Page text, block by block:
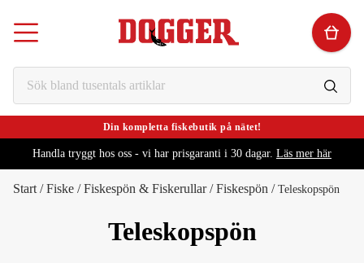
Din kompletta fiskebutik på nätet!
Handla tryggt hos oss - vi har prisgaranti i 30 dagar. Läs mer här
Start /Fiske /Fiskespön & Fiskerullar/Fiskespön / Teleskopspön
Teleskopspön